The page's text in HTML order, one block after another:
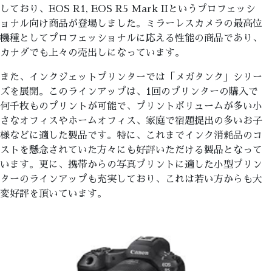
しており、EOS R1, EOS R5 Mark IIというプロフェッシ
ョナル向け商品が登場しました。ミラーレスカメラの最高位
機種としてプロフェッショナルに応える性能の商品であり、
カナダでも上々の売出しになっています。
また、インクジェットプリンターでは「メガタンク」シリー
ズを展開。このラインアップは、1回のプリンターの購入で
何千枚ものプリントが可能で、プリントボリュームが多い小
さなオフィスやホームオフィス、家庭で宿題提出の多いお子
様などに適した製品です。特に、これまでインク消耗品のコ
ストを懸念されていた方々にも好評いただける製品となって
います。更に、携帯からの写真プリントに適した小型プリン
ターのラインアップも充実しており、これは若い方からも大
変好評を頂いています。